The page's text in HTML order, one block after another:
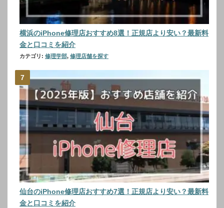
横浜のiPhone修理店おすすめ8選！正規店より安い？最新料
金と口コミを紹介
カテゴリ: 修理学部, 修理店舗を探す
仙台のiPhone修理店おすすめ7選！正規店より安い？最新料
金と口コミを紹介